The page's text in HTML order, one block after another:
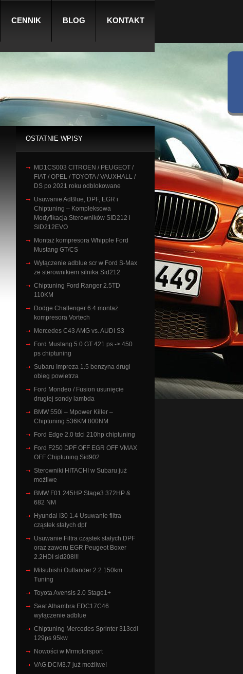
CENNIK BLOG KONTAKT
OSTATNIE WPISY
MD1CS003 CITROEN / PEUGEOT /
FIAT / OPEL / TOYOTA / VAUXHALL /
DS po 2021 roku odblokowane
Usuwanie AdBlue, DPF, EGR i
Chiptuning – Kompleksowa
Modyfikacja Sterowników SID212 i
SID212EVO
Montaż kompresora Whipple Ford
Mustang GT/CS
Wyłączenie adblue scr w Ford S-Max
ze sterownikiem silnika Sid212
Chiptuning Ford Ranger 2.5TD
110KM
Dodge Challenger 6.4 montaż
kompresora Vortech
Mercedes C43 AMG vs. AUDI S3
Ford Mustang 5.0 GT 421 ps -> 450
ps chiptuning
Subaru Impreza 1.5 benzyna drugi
obieg powietrza
Ford Mondeo / Fusion usunięcie
drugiej sondy lambda
BMW 550i – Mpower Killer –
Chiptuning 536KM 800NM
Ford Edge 2.0 tdci 210hp chiptuning
Ford F250 DPF OFF EGR OFF VMAX
OFF Chiptuning Sid902
Sterowniki HITACHI w Subaru już
możliwe
BMW F01 245HP Stage3 372HP &
682 NM
Hyundai I30 1.4 Usuwanie filtra
cząstek stałych dpf
Usuwanie Filtra cząstek stałych DPF
oraz zaworu EGR Peugeot Boxer
2.2HDI sid208!!!
Mitsubishi Outlander 2.2 150km
Tuning
Toyota Avensis 2.0 Stage1+
Seat Alhambra EDC17C46
wyłączenie adblue
Chiptuning Mercedes Sprinter 313cdi
129ps 95kw
Nowości w Mrmotorsport
VAG DCM3.7 już możliwe!